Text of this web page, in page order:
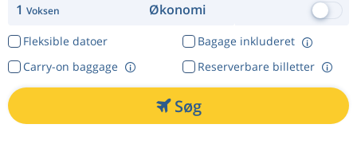
1 Voksen Økonomi
Fleksible datoer
Bagage inkluderet
Reserverbare billetter
Carry-on baggage
Søg